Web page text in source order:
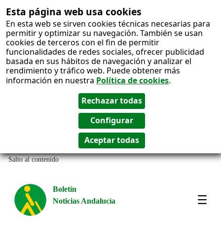
Esta página web usa cookies
En esta web se sirven cookies técnicas necesarias para
permitir y optimizar su navegación. También se usan
cookies de terceros con el fin de permitir
funcionalidades de redes sociales, ofrecer publicidad
basada en sus hábitos de navegación y analizar el
rendimiento y tráfico web. Puede obtener más
información en nuestra Política de cookies.
Salto al contenido
Boletín
Noticias Andalucía